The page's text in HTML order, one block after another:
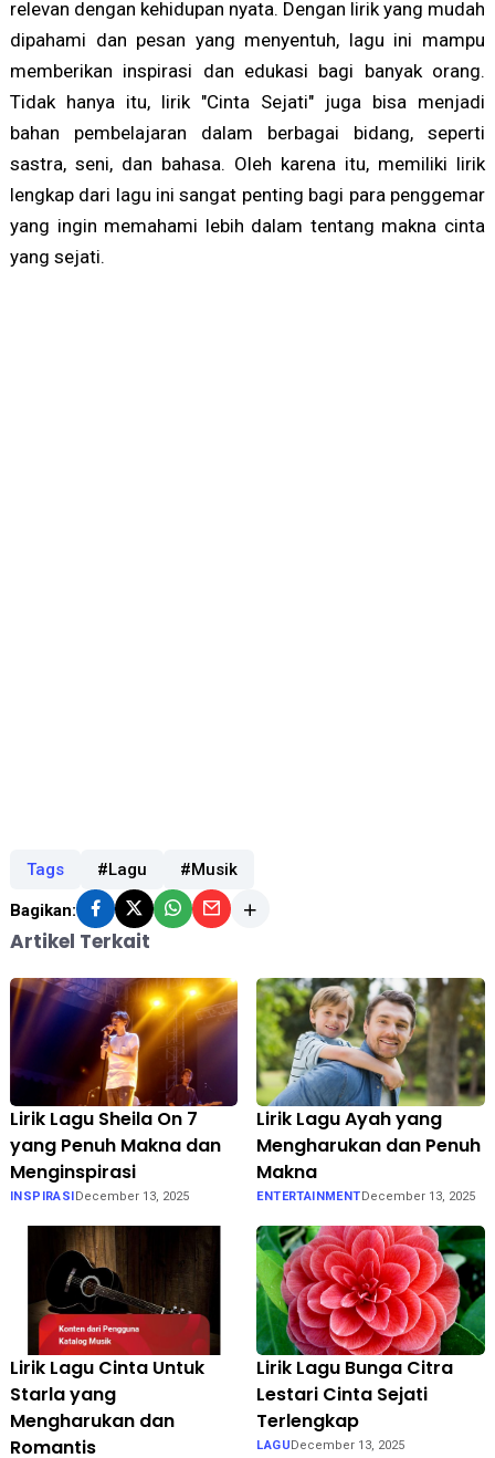
relevan dengan kehidupan nyata. Dengan lirik yang mudah
dipahami dan pesan yang menyentuh, lagu ini mampu
memberikan inspirasi dan edukasi bagi banyak orang.
Tidak hanya itu, lirik "Cinta Sejati" juga bisa menjadi
bahan pembelajaran dalam berbagai bidang, seperti
sastra, seni, dan bahasa. Oleh karena itu, memiliki lirik
lengkap dari lagu ini sangat penting bagi para penggemar
yang ingin memahami lebih dalam tentang makna cinta
yang sejati.
Tags #Lagu #Musik
Bagikan:
Artikel Terkait
Lirik Lagu Sheila On 7
yang Penuh Makna dan
Menginspirasi
INSPIRASI December 13, 2025
Lirik Lagu Ayah yang
Mengharukan dan Penuh
Makna
ENTERTAINMENT December 13, 2025
Lirik Lagu Cinta Untuk
Starla yang
Mengharukan dan
Romantis
Lirik Lagu Bunga Citra
Lestari Cinta Sejati
Terlengkap
LAGUDecember 13, 2025